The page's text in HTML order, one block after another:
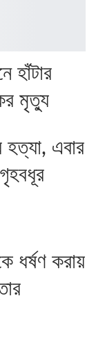
হাঁটার
মৃত্যু
হত্যা, এবার
ধর্ষণ করায়